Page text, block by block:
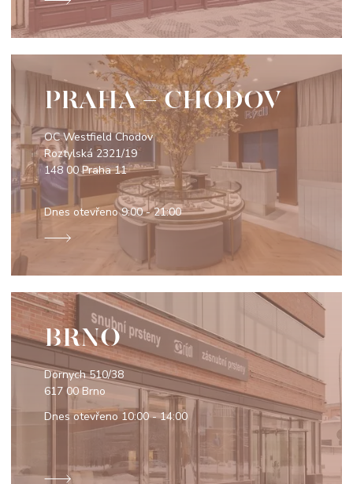
PRAHA - CHODOV
OC Westfield Chodov
Roztylská 2321/19
148 00 Praha 11
Dnes otevřeno9:00 - 21:00
BRNO
Dornych 510/38
617 00 Brno
Dnes otevřeno10:00 - 14:00